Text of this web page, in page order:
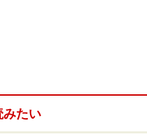
ストです。
みたい